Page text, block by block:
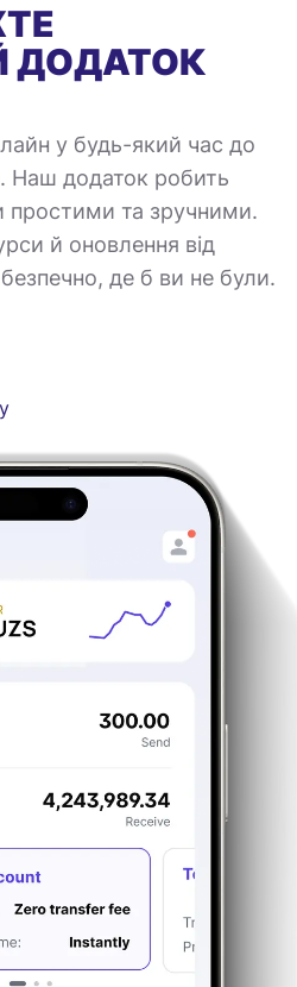
ДОДАТОК
у будь-який час до
Наш додаток робить
простими та зручними.
й оновлення від
де б ви не були.